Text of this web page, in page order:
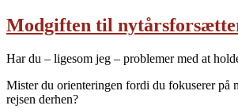
Modgiften til
Har du – ligesom jeg – problemer med at
Mister du orienteringen fordi du fokuserer på
rejsen derhen?